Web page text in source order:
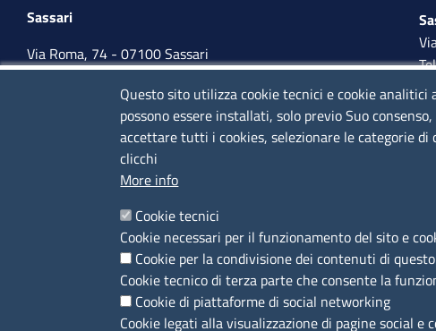
Sassari
Via Roma, 74 - 07100 Sassari
Tel. 079 2080274
lunedì - venerdì: 10,00 - 13,00; mercoledì pomeriggio:
Camera di Commercio, Industria, Artigianato e
Agricoltura di Sassari
cciaa@ss.legalmail.camcom.it
01047570906
Questo sito utilizza cookie tecnici e cookie
possono essere installati, solo previo Suo
accettare tutti i cookies, selezionare le categorie di
clicchi
More info
Cookie tecnici
Cookie necessari per il funzionamento del sito e
Cookie per la condivisione dei contenuti di
Cookie tecnico di terza parte che consente la
Cookie di piattaforme di social networking
Cookie legati alla visualizzazione di pagine social